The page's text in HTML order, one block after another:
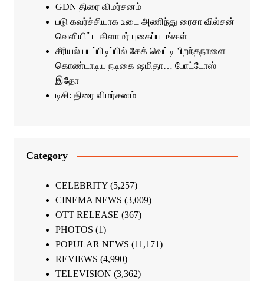
GDN திரை விமர்சனம்
படு கவர்ச்சியாக உடை அணிந்து ரைசா வில்சன்
வெளியிட்ட கிளாமர் புகைப்படங்கள்
சீரியல் படப்பிடிப்பில் கேக் வெட்டி பிறந்தநாளை
கொண்டாடிய நடிகை ஷமிதா… போட்டோஸ்
இதோ
டிசி: திரை விமர்சனம்
Category
CELEBRITY(5,257)
CINEMA NEWS (3,009)
OTT RELEASE (367)
PHOTOS (1)
POPULAR NEWS (11,171)
REVIEWS (4,990)
TELEVISION (3,362)